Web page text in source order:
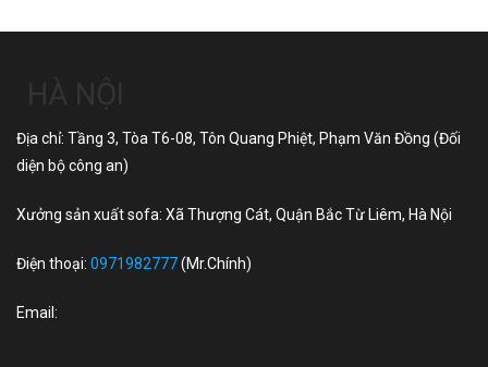
Địa chỉ: Tầng 3, Tòa T6-08, Tôn Quang Phiệt, Phạm Văn Đồng (Đối
diện bộ công an)
Xưởng sản xuất sofa: Xã Thượng Cát, Quận Bắc Từ Liêm, Hà Nội
Điện thoại: 0971982777(Mr.Chính)
Email: